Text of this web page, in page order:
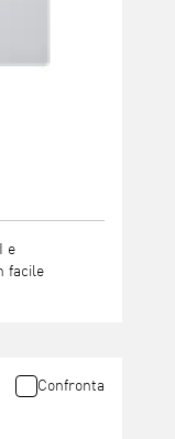
e
facile
Confronta